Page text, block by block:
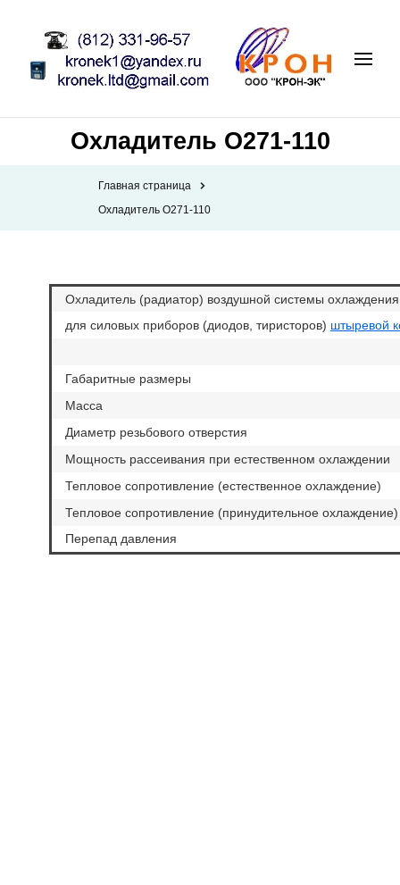
Охладитель О271-110
Главная страница
Охладитель О271-110
Охладитель (радиатор) воздушной системы охлаждения
для силовых приборов (диодов, тиристоров) штыревой
Габаритные размеры
Масса
Диаметр резьбового отверстия
Мощность рассеивания при естественном охлаждении
Тепловое сопротивление (естественное охлаждение)
Тепловое сопротивление (принудительное охлаждение)
Перепад давления